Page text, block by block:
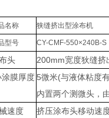
名称 狭缝挤出型涂布机
型号 CY-CMF-550×240B-S
头
200mm宽度狄缝挤
涂膜厚度 5微米(与液体粘度
内置两个测微头，
速度
挤压涂布头移动速